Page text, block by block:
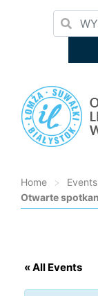
Home > Events
Otwarte
« All Events